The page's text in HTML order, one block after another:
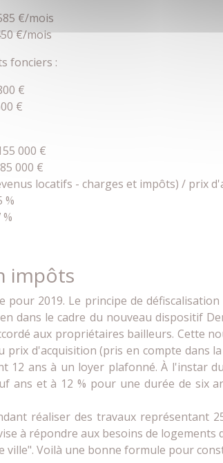
€/mois
€/mois
fonciers :
€
€
000 €
000 €
locatifs - charges et impôts) / prix
%
impôts
pour 2019. Le principe de
dans le cadre du nouveau dispositif
aux propriétaires bailleurs. Cette
prix d'acquisition (pris en compte dans
12 ans à un loyer plafonné. À l'instar
ans et à 12 % pour une durée de six
réaliser des travaux représentant
à répondre aux besoins de
ville". Voilà une bonne formule pour